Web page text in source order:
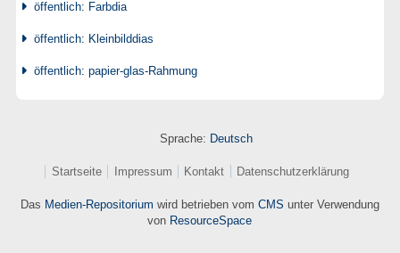
öffentlich: Farbdia
öffentlich: Kleinbilddias
öffentlich: papier-glas-Rahmung
Sprache: Deutsch
Startseite Impressum Kontakt Datenschutzerklärung
Das Medien-Repositorium wird betrieben vom CMS unter Verwendung
von ResourceSpace